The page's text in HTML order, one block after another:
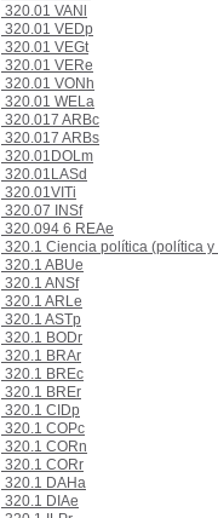
320.01 VANl
320.01 VEDp
320.01 VEGt
320.01 VERe
320.01 VONh
320.01 WELa
320.017 ARBc
320.017 ARBs
320.01DOLm
320.01LASd
320.01VITi
320.07 INSf
320.094 6 REAe
320.1 Ciencia política (política
320.1 ABUe
320.1 ANSf
320.1 ARLe
320.1 ASTp
320.1 BODr
320.1 BRAr
320.1 BREc
320.1 BREr
320.1 CIDp
320.1 COPc
320.1 CORn
320.1 CORr
320.1 DAHa
320.1 DIAe